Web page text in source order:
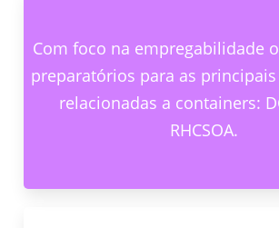
Com foco na empregabilidade
preparatórios para as
relacionadas a containers:
RHCSOA.